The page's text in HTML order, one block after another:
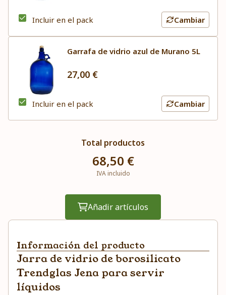
Incluir en el pack Cambiar
Garrafa de vidrio azul de Murano 5L
27,00 €
Incluir en el pack Cambiar
Total productos
68,50 €
IVA incluido
Añadir artículos
Información del producto
Jarra de vidrio de borosilicato
Trendglas Jena para servir
líquidos